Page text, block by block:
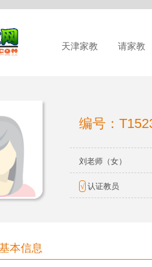
天津家教 请家教
编号：
刘老师（女）
√ 认证教员
本信息